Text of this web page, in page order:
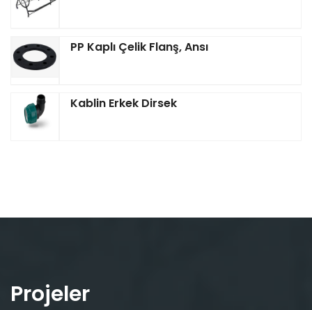
PP Kaplı Çelik Flanş, Ansı
Kablin Erkek Dirsek
Projeler